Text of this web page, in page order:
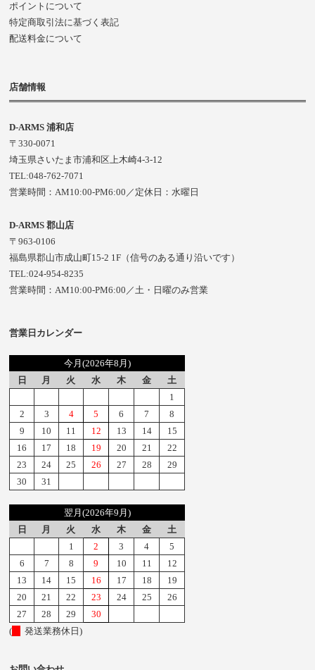
ポイントについて
特定商取引法に基づく表記
配送料金について
店舗情報
D-ARMS 浦和店
〒330-0071
埼玉県さいたま市浦和区上木崎4-3-12
TEL:048-762-7071
営業時間：AM10:00-PM6:00／定休日：水曜日
D-ARMS 郡山店
〒963-0106
福島県郡山市成山町15-2 1F（信号のある通り沿いです）
TEL:024-954-8235
営業時間：AM10:00-PM6:00／土・日曜のみ営業
営業日カレンダー
今月(2026年8月)
日
月 火 水 木 金
土
1
2
3 4 5 6 7
8
9
10 11 12 13 14
15
16
17 18 19 20 21
22
23
24 25 26 27 28
29
30
31
翌月(2026年9月)
日
月 火 水 木 金
土
1
2 3 4
5
6
7 8 9 10 11
12
13
14 15 16 17 18
19
20
21 22 23 24 25
26
27
28 29
30
(
発送業務休日)